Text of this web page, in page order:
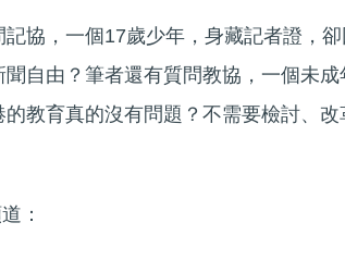
協，一個17歲少年，身藏記者證，
自由？筆者還有質問教協，一個未
教育真的沒有問題？不需要檢討、改
：